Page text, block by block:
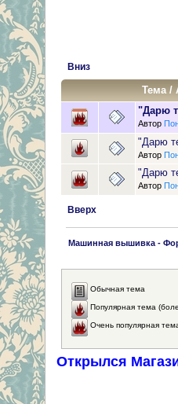
Вниз
Тема/
"Дарю
Автор
"Дарю
Автор
"Дарю
Автор
Вверх
Машинная вышивка -
Обычная тема
Популярная тема
Очень популярная
Открылся